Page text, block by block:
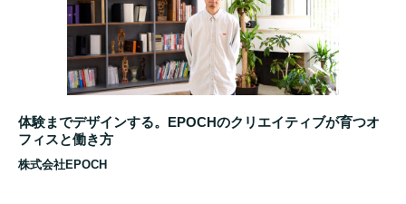
体験までデザインする。EPOCHのクリエイティブが育つオ
フィスと働き方
株式会社EPOCH